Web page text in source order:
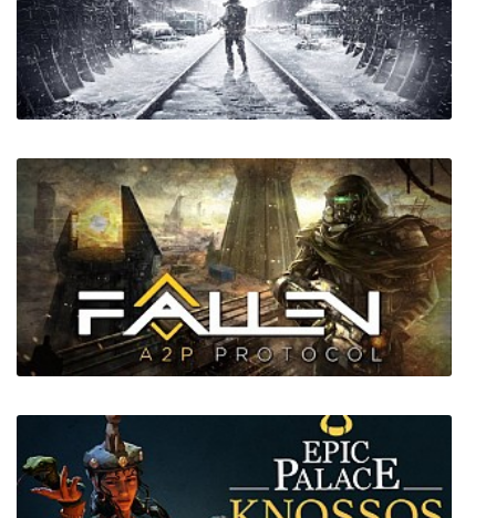
LEGO: The Lord of the Rings
Metro Exodus - Enhanced Edition